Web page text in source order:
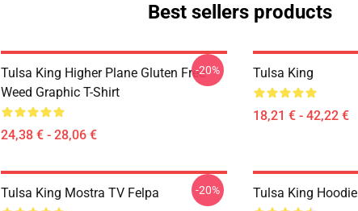
Best sellers products
Tulsa King Higher Plane Gluten Free
Weed Graphic T-Shirt
24,38 € - 28,06 €
-20% Tulsa King
18,21 € - 42,22 €
Tulsa King Mostra TV Felpa -20% Tulsa King Hoodie